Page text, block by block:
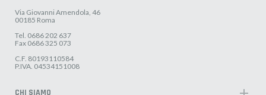
Via Giovanni Amendola, 46
00185 Roma
Tel. 0686 202 637
Fax 0686 325 073
C.F. 80193110584
P.IVA. 04534151008
CHI SIAMO